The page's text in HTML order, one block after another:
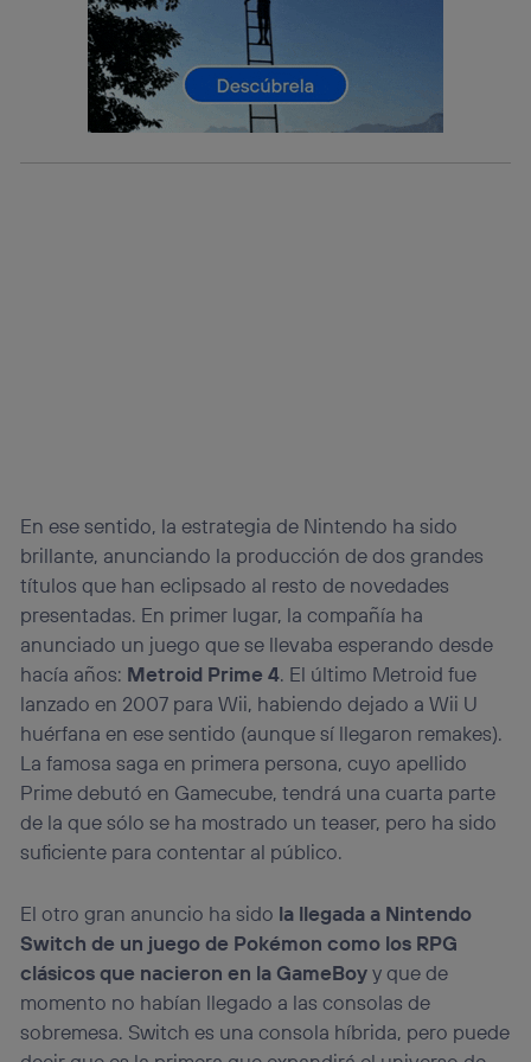
En ese sentido, la estrategia de Nintendo ha sido
brillante, anunciando la producción de dos grandes
títulos que han eclipsado al resto de novedades
presentadas. En primer lugar, la compañía ha
anunciado un juego que se llevaba esperando desde
hacía años: Metroid Prime 4. El último Metroid fue
lanzado en 2007 para Wii, habiendo dejado a Wii U
huérfana en ese sentido (aunque sí llegaron remakes).
La famosa saga en primera persona, cuyo apellido
Prime debutó en Gamecube, tendrá una cuarta parte
de la que sólo se ha mostrado un teaser, pero ha sido
suficiente para contentar al público.
El otro gran anuncio ha sido la llegada a Nintendo
Switch de un juego de Pokémon como los RPG
clásicos que nacieron en la GameBoyy que de
momento no habían llegado a las consolas de
sobremesa. Switch es una consola híbrida, pero puede
Este identificador se asigna a la conexión de internet, por
lo que cualquier persona que conecte su dispositivo y
consienta el uso de la tecnología recibirá el mismo
identificador. Típicamente:
Si utilizas una
conexión de banda ancha
(p. ej., Wi-Fi),
actividades de navegación de los miembros del hogar